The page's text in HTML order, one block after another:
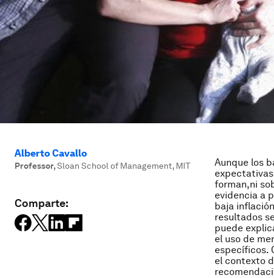
Alberto Cavallo
Professor,Sloan School of Management, MIT
Comparte:
Aunque los
forman,ni
evidencia a
baja
resultados
puede
el uso de
específicos.
el contexto